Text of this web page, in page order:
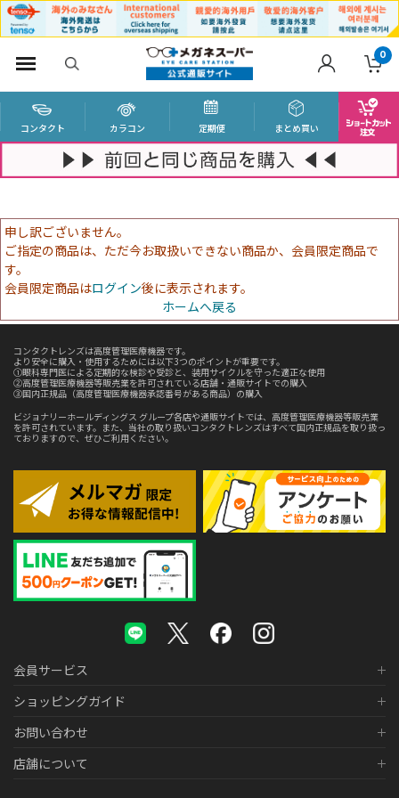
0
コンタクト カラコン 定期便 まとめ買い
申し訳ございません。
ご指定の商品は、ただ今お取扱いできない商品か、会員限定商品で
す。
会員限定商品はログイン後に表示されます。
ホームへ戻る
コンタクトレンズは高度管理医療機器です。
より安全に購入・使用するためには以下3つのポイントが重要です。
①眼科専門医による定期的な検診や受診と、装用サイクルを守った適正な使用
②高度管理医療機器等販売業を許可されている店舗・通販サイトでの購入
③国内正規品（高度管理医療機器承認番号がある商品）の購入
ビジョナリーホールディングス グループ各店や通販サイトでは、高度管理医療機器等販売業
を許可されています。また、当社の取り扱いコンタクトレンズはすべて国内正規品を取り扱っ
ておりますので、ぜひご利用ください。
会員サービス
ショッピングガイド
お問い合わせ
店舗について